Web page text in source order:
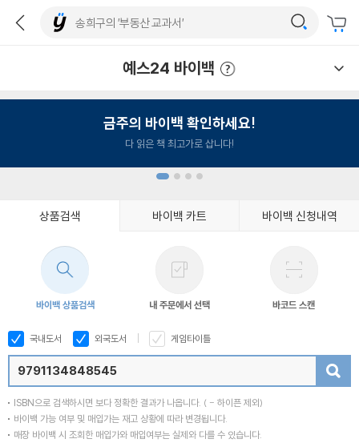
예스24 바이백
금주의 바이백 확인하세요!
다 읽은 책 최고가로 삽니다!
상품검색 바이백 카트 바이백 신청내역
바이백 상품검색 내 주문에서 선택 바코드 스캔
국내도서 외국도서 게임타이틀
ISBN으로 검색하시면 보다 정확한 결과가 나옵니다. ( - 하이픈 제외)
바이백 가능 여부 및 매입가는 재고 상황에 따라 변경됩니다.
매장 바이백 시 조회한 매입가와 매입여부는 실제와 다를 수 있습니다.